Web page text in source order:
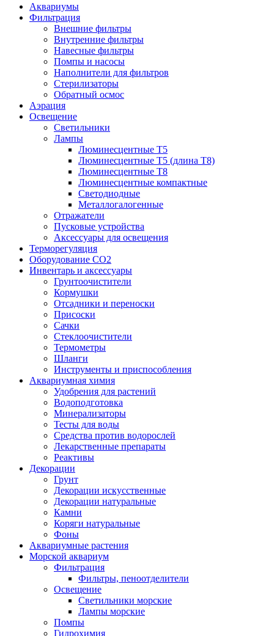
Аквариумы
Фильтрация
Внешние фильтры
Внутренние фильтры
Навесные фильтры
Помпы и насосы
Наполнители для фильтров
Стерилизаторы
Обратный осмос
Аэрация
Освещение
Светильники
Лампы
Люминесцентные T5
Люминесцентные T5 (длина T8)
Люминесцентные T8
Люминесцентные компактные
Светодиодные
Металлогалогенные
Отражатели
Пусковые устройства
Аксессуары для освещения
Терморегуляция
Оборудование CO2
Инвентарь и аксессуары
Грунтоочистители
Кормушки
Отсадники и переноски
Присоски
Сачки
Стеклоочистители
Термометры
Шланги
Инструменты и приспособления
Аквариумная химия
Удобрения для растений
Водоподготовка
Минерализаторы
Тесты для воды
Средства против водорослей
Лекарственные препараты
Реактивы
Декорации
Грунт
Декорации искусственные
Декорации натуральные
Камни
Коряги натуральные
Фоны
Аквариумные растения
Морской аквариум
Фильтрация
Фильтры, пеноотделители
Освещение
Светильники морские
Лампы морские
Помпы
Гидрохимия